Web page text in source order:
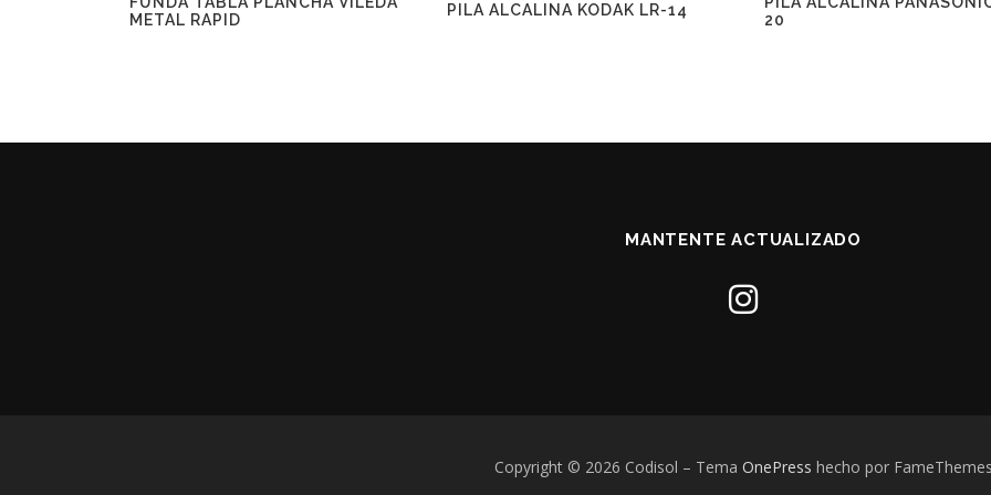
METAL RAPID
PILA ALCALINA KODAK LR-14
20
MANTENTE ACTUALIZADO
Copyright © 2026 Codisol – Tema OnePress hecho por FameThemes